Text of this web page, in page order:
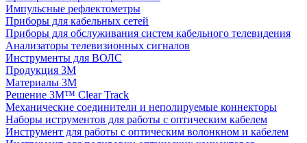
Импульсные рефлектометры
Приборы для кабельных сетей
Приборы для обслуживания систем кабельного телевидения
Анализаторы телевизионных сигналов
Инструменты для ВОЛС
Продукция 3M
Материалы 3М
Решение 3M™ Clear Track
Механические соединители и неполируемые коннекторы
Наборы иструментов для работы с оптическим кабелем
Инструмент для работы с оптическим волонкном и кабелем